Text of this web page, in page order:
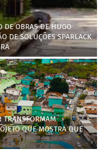
DE OBRAS DE HUGO
DE SOLUÇÕES SPARLACK
QUE MOSTRA QUE